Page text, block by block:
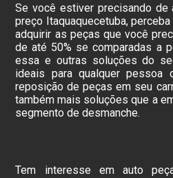
Se você estiver precisando de
preço Itaquaquecetuba,
adquirir as peças que você
de até 50% se comparadas a
essa e outras soluções do
ideais para qualquer pessoa
reposição de peças em seu
também mais soluções que a
segmento de desmanche.
Tem interesse em auto